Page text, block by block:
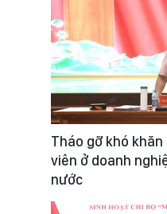
Tháo gỡ khó
viên ở doanh
nước